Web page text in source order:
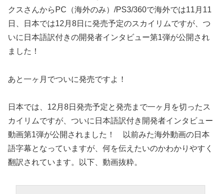
クスさんからPC（海外のみ）/PS3/360で海外では11月11
日、日本では12月8日に発売予定のスカイリムですが、つ
いに日本語訳付きの開発者インタビュー第1弾が公開され
ました！
あと一ヶ月でついに発売ですよ！
日本では、12月8日発売予定と発売まで一ヶ月を切ったス
カイリムですが、ついに日本語訳付き開発者インタビュー
動画第1弾が公開されました！ 以前みた海外動画の日本
語字幕となっていますが、何を伝えたいのかわかりやすく
翻訳されています。以下、動画抜粋。